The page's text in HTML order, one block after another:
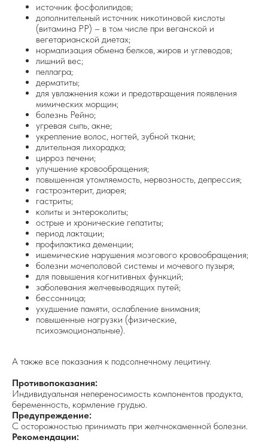
источник фосфолипидов;
дополнительный источник никотиновой кислоты
(витамина PP) – в том числе при веганской и
вегетарианской диетах;
нормализация обмена белков, жиров и углеводов;
лишний вес;
пеллагра;
дерматиты;
для увлажнения кожи и предотвращения появления
мимических морщин;
болезнь Рейно;
угревая сыпь, акне;
укрепление волос, ногтей, зубной ткани;
длительная лихорадка;
цирроз печени;
улучшение кровообращения;
повышенная утомляемость, нервозность, депрессия;
гастроэнтерит, диарея;
гастриты;
колиты и энтероколиты;
острые и хронические гепатиты;
период лактации;
профилактика деменции;
ишемические нарушения мозгового кровообращения;
болезни мочеполовой системы и мочевого пузыря;
для повышения когнитивных функций;
заболевания желчевыводящих путей;
бессонница;
ухудшение памяти, ослабление внимания;
повышенные нагрузки (физические,
психоэмоциональные).
А также все показания к подсолнечному лецитину.
Противопоказания:
Индивидуальная непереносимость компонентов продукта,
беременность, кормление грудью.
Предупреждение:
С осторожностью принимать при желчнокаменной болезни.
Рекомендации: